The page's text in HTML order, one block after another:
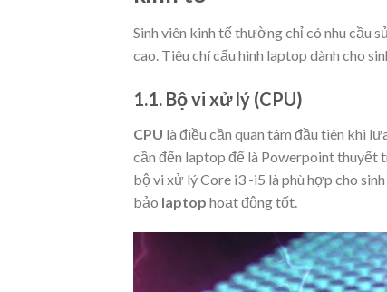
Sinh viên kinh tế thường chỉ có nhu cầu
cao. Tiêu chí cấu hình laptop dành cho
1.1. Bộ vi xử lý (CPU)
CPU là điều cần quan tâm đầu tiên khi
cần đến laptop để là Powerpoint thuyết
bộ vi xử lý Core i3 -i5 là phù hợp cho
bảo laptop hoạt động tốt.